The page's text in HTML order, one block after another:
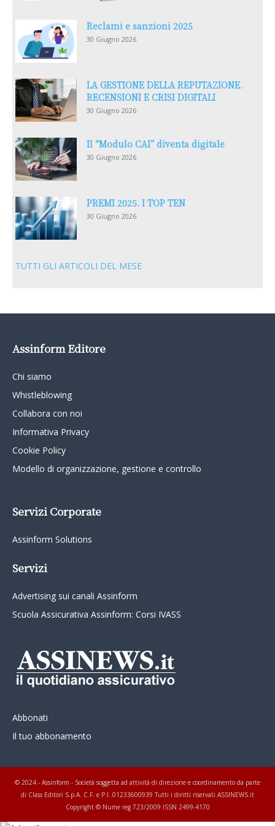
Reclami e sanzioni 2025
30 Giugno 2026
LA GESTIONE DELLA REPUTAZIONE.
RECENSIONI E CRISI DIGITALI
30 Giugno 2026
Il “Modulo CAI” diventa digitale
30 Giugno 2026
PREMI 2025. I TOP TEN
30 Giugno 2026
TUTTI GLI ARTICOLI DEL MESE
Assinform Editore
Chi siamo
Whistleblowing
Collabora con noi
Informativa Privacy
Cookie Policy
Modello di organizzazione, gestione e controllo
Servizi Corporate
Assinform Solutions
Servizi
Advertising sui canali Assinform
Scuola Assicurativa Assinform: Corsi IVASS
Abbonati
Il tuo abbonamento
© 2024 - Assinform - Società soggetta ad attività di direzione e coordinamento da parte
di Class Editori S.p.A. C.F. e P.I. 01233600939 Tutti i diritti riservati ASSINEWS.it
Copyright © Nume reg 723/2009 ISSN 2499-4170